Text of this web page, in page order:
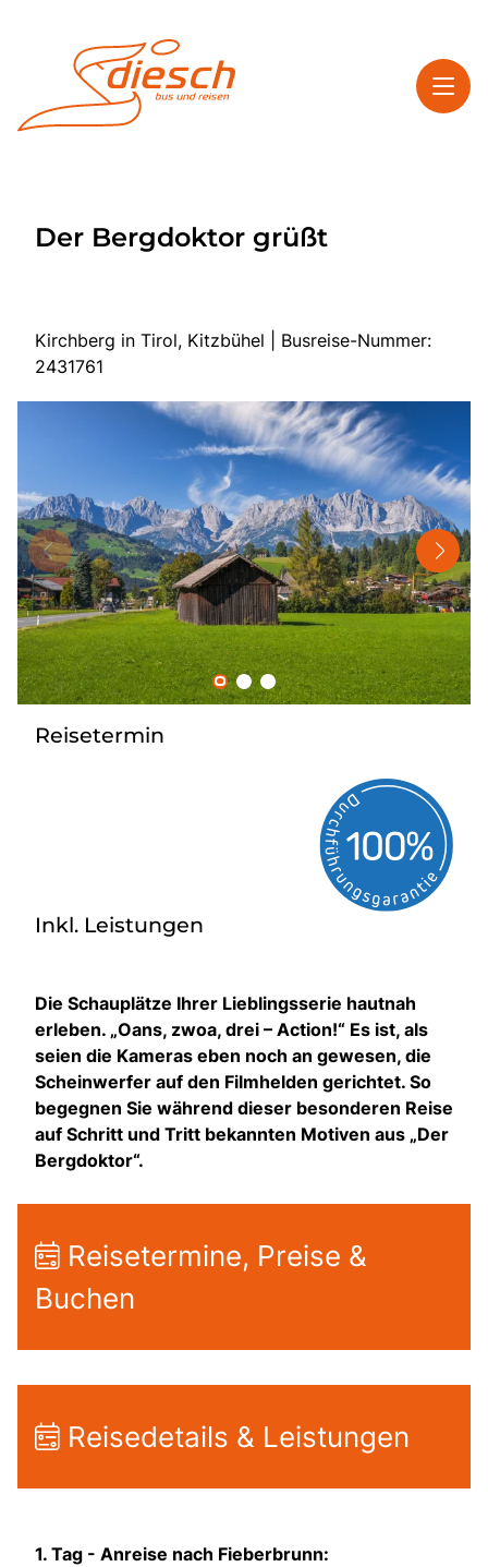
Service
Start
Mehrtagesreisen
Nahverkehr
Kataloge
Kontakt
Der Bergdoktor grüßt
Kirchberg in Tirol, Kitzbühel | Busreise-Nummer:
2431761
Reisetermin
Inkl. Leistungen
Die Schauplätze Ihrer Lieblingsserie hautnah
erleben. „Oans, zwoa, drei – Action!“ Es ist, als
seien die Kameras eben noch an gewesen, die
Scheinwerfer auf den Filmhelden gerichtet. So
begegnen Sie während dieser besonderen Reise
auf Schritt und Tritt bekannten Motiven aus „Der
Bergdoktor“.
Reisetermine, Preise &
Buchen
Reisedetails & Leistungen
1. Tag - Anreise nach Fieberbrunn: